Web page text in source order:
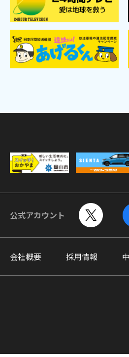
公式アカウント
会社概要 採用情報